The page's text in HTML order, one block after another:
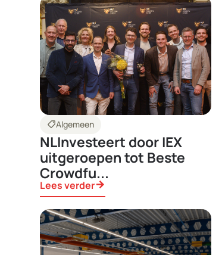
shoppingmodeAlgemeen
NLInvesteert door IEX
uitgeroepen tot Beste
Crowdfu...
Lees verderarrow_forward